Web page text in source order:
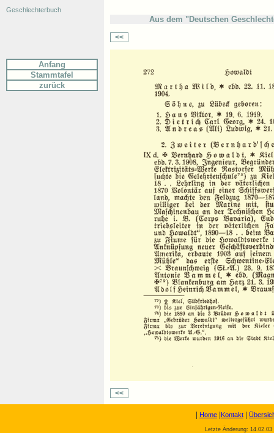
Geschlechterbuch
Anfang
Stammtafel
zurück
Aus dem "Deutschen
<<
<<
Home Kontakt
Letzte Änderung: 14.02.03